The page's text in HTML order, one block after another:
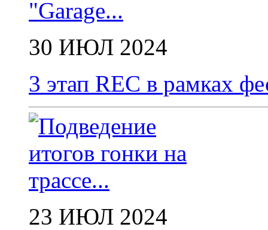
30 ИЮЛ 2024
3 этап REC в рамках
23 ИЮЛ 2024